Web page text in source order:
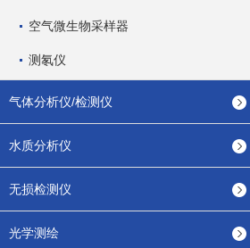
空气微生物采样器
测氡仪
气体分析仪/检测仪
水质分析仪
无损检测仪
光学测绘